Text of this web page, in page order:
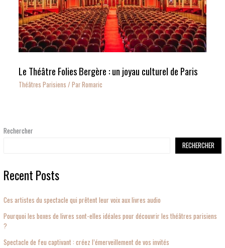
Le Théâtre Folies Bergère : un joyau culturel de Paris
Théâtres Parisiens / ParRomaric
Rechercher
RECHERCHER
Recent Posts
Ces artistes du spectacle qui prêtent leur voix aux livres audio
Pourquoi les boxes de livres sont-elles idéales pour découvrir les théâtres parisiens
?
Spectacle de feu captivant : créez l’émerveillement de vos invités